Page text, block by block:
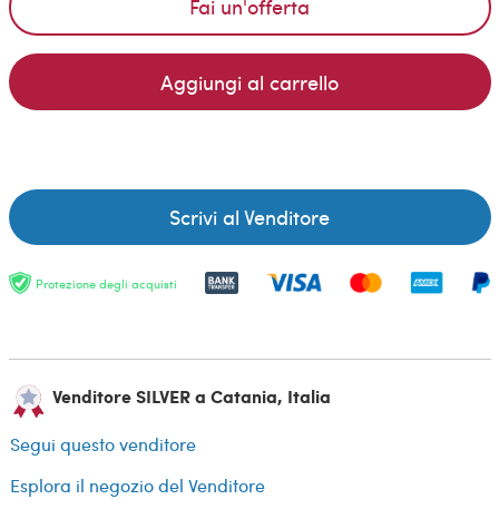
Fai un'offerta
Aggiungi al carrello
Scrivi al Venditore
Protezione degli acquisti
Venditore SILVER a Catania, Italia
Segui questo venditore
Esplora il negozio del Venditore